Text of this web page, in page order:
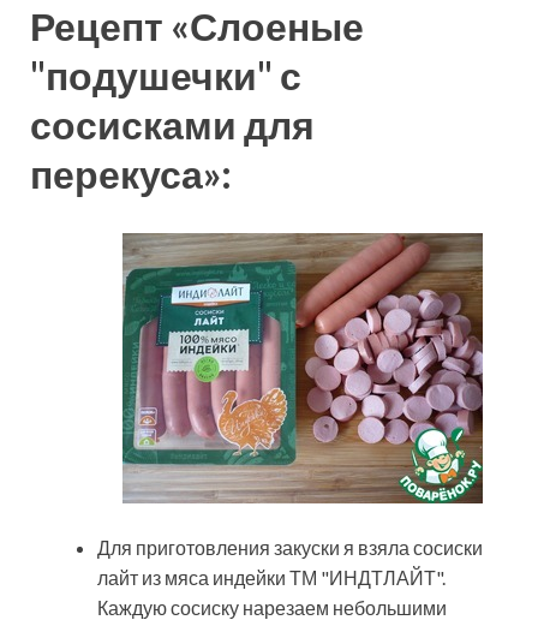
Рецепт «Слоеные
"подушечки" с
сосисками для
перекуса»:
Для приготовления закуски я взяла сосиски
лайт из мяса индейки ТМ "ИНДТЛАЙТ".
Каждую сосиску нарезаем небольшими